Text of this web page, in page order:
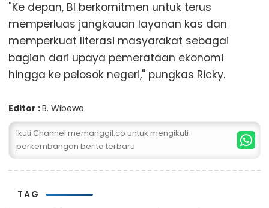
"Ke depan, BI berkomitmen untuk terus
memperluas jangkauan layanan kas dan
memperkuat literasi masyarakat sebagai
bagian dari upaya pemerataan ekonomi
hingga ke pelosok negeri," pungkas Ricky.
Editor :B. Wibowo
Ikuti Channel memanggil.co untuk mengikuti
perkembangan berita terbaru
TAG